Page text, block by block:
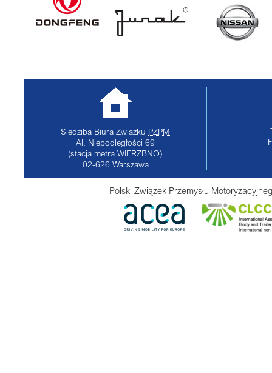
Siedziba Biura Związku PZPM
Al. Niepodległości 69
(stacja metra WIERZBNO)
02-626 Warszawa
Polski Związek Przemysłu